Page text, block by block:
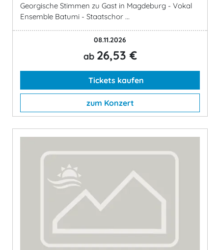
Georgische Stimmen zu Gast in Magdeburg - Vokal
Ensemble Batumi - Staatschor ...
08.11.2026
ab 26,53 €
Tickets kaufen
zum Konzert